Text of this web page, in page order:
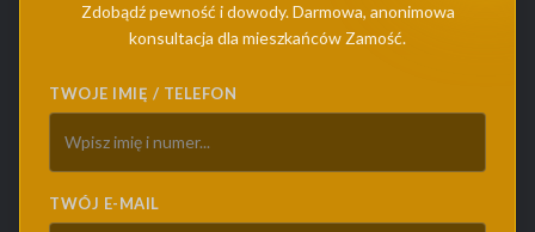
Zdobądź pewność i dowody. Darmowa, anonimowa
konsultacja dla mieszkańców Zamość.
TWOJE IMIĘ / TELEFON
TWÓJ E-MAIL